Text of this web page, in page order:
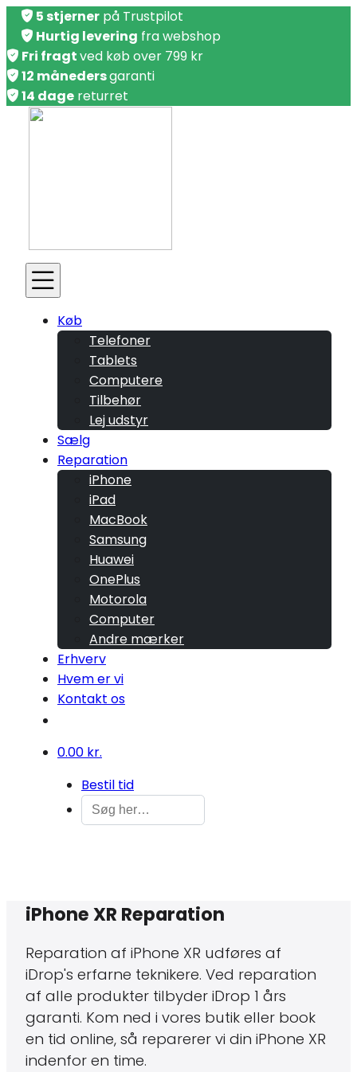
5 stjerner på Trustpilot
Hurtig levering fra webshop
Fri fragtved køb over 799 kr
12 månedersgaranti
14 dage returret
Køb
Telefoner
Tablets
Computere
Tilbehør
Lej udstyr
Sælg
Reparation
iPhone
iPad
MacBook
Samsung
Huawei
OnePlus
Motorola
Computer
Andre mærker
Erhverv
Hvem er vi
Kontakt os
0.00 kr.
Bestil tid
iPhone XR Reparation
Reparation af iPhone XR udføres af
iDrop's erfarne teknikere. Ved reparation
af alle produkter tilbyder iDrop 1 års
garanti. Kom ned i vores butik eller book
en tid online, så reparerer vi din iPhone XR
indenfor en time.